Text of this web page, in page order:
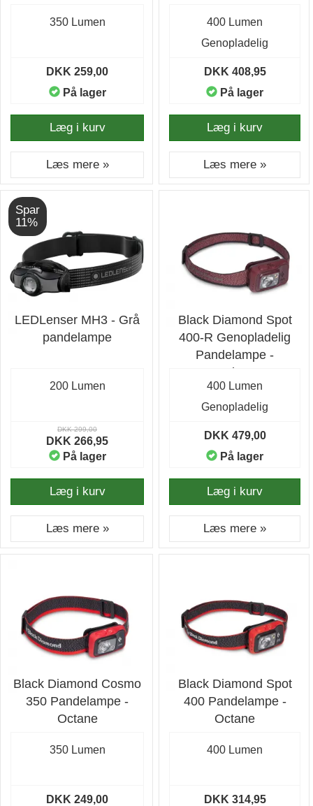
350 Lumen
DKK 259,00
På lager
Læg i kurv
Læs mere »
400 Lumen
Genopladelig
DKK 408,95
På lager
Læg i kurv
Læs mere »
Spar
11%
LEDLenser MH3 - Grå
pandelampe
200 Lumen
DKK 299,00
DKK 266,95
På lager
Læg i kurv
Læs mere »
Black Diamond Spot
400-R Genopladelig
Pandelampe -
Bordeaux
400 Lumen
Genopladelig
DKK 479,00
På lager
Læg i kurv
Læs mere »
Black Diamond Cosmo
350 Pandelampe -
Octane
350 Lumen
DKK 249,00
Black Diamond Spot
400 Pandelampe -
Octane
400 Lumen
DKK 314,95